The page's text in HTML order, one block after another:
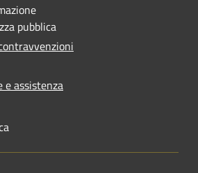
pubblica
e assistenza